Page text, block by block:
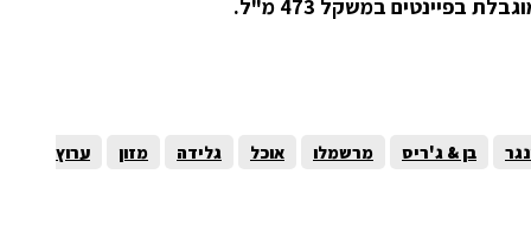
במשקל 473 מ"ל.
בן & ג'ריס מרשמלו אוכל גלידה מזון ערוץ